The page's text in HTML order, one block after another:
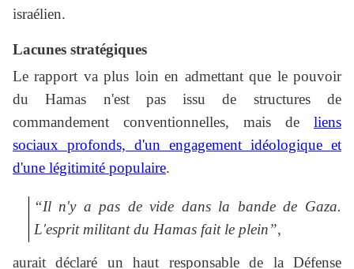
israélien.
Lacunes stratégiques
Le rapport va plus loin en admettant que le pouvoir
du Hamas n'est pas issu de structures de
commandement conventionnelles, mais de liens
sociaux profonds, d'un engagement idéologique et
d'une légitimité populaire.
“Il n'y a pas de vide dans la bande de Gaza.
L'esprit militant du Hamas fait le plein”,
aurait déclaré un haut responsable de la Défense